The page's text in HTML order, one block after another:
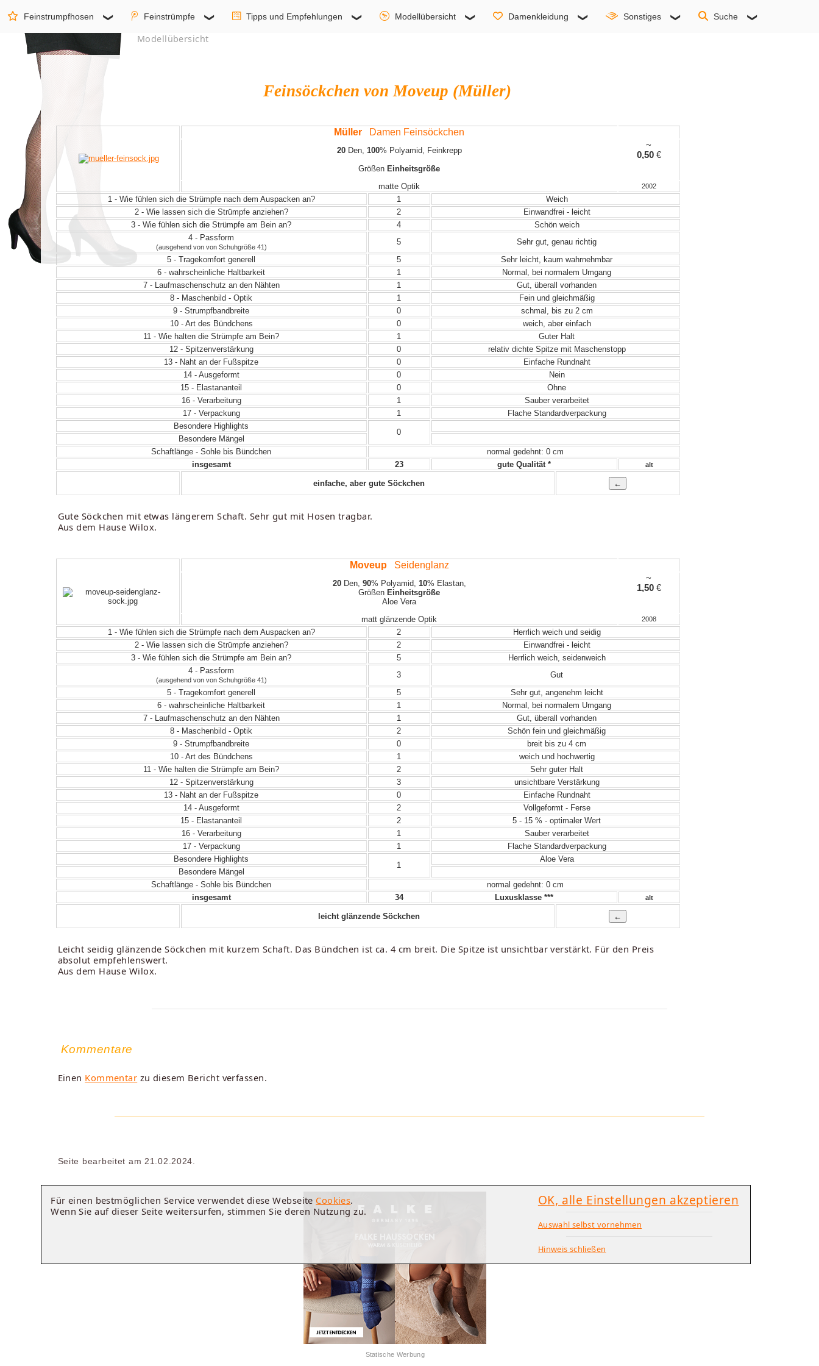
Feinstrumpfhosen Feinstrümpfe Tipps und Empfehlungen Modellübersicht Damenkleidung Sonstiges Suche
Modellübersicht
Feinsöckchen von Moveup (Müller)
Müller Damen Feinsöckchen
20Den, 100% Polyamid, Feinkrepp
Größen Einheitsgröße
~
0,50€
matte Optik 2002
1 - Wie fühlen sich die Strümpfe nach dem Auspacken an? 1
Weich
2 - Wie lassen sich die Strümpfe anziehen?
2
Einwandfrei - leicht
3 - Wie fühlen sich die Strümpfe am Bein an?
4
Schön weich
4 - Passform
(ausgehend von von Schuhgröße 41)
5
Sehr gut, genau richtig
5 - Tragekomfort generell
5
Sehr leicht, kaum wahrnehmbar
6 - wahrscheinliche Haltbarkeit
1
Normal, bei normalem Umgang
7 - Laufmaschenschutz an den Nähten
1
Gut, überall vorhanden
8 - Maschenbild - Optik
1
Fein und gleichmäßig
9 - Strumpfbandbreite
0
schmal, bis zu 2 cm
10 - Art des Bündchens
0
weich, aber einfach
11 - Wie halten die Strümpfe am Bein?
1
Guter Halt
12 - Spitzenverstärkung
0
relativ dichte Spitze mit Maschenstopp
13 - Naht an der Fußspitze
0
Einfache Rundnaht
14 - Ausgeformt
0
Nein
15 - Elastananteil
0
Ohne
16 - Verarbeitung
1
Sauber verarbeitet
17 - Verpackung
1
Flache Standardverpackung
Besondere Highlights
0
Besondere Mängel
Schaftlänge - Sohle bis Bündchen
normal gedehnt: 0 cm
insgesamt
23 gute Qualität * alt
einfache, aber gute Söckchen
Gute Söckchen mit etwas längerem Schaft. Sehr gut mit Hosen tragbar.
Aus dem Hause Wilox.
MoveupSeidenglanz
20Den, 90% Polyamid, 10% Elastan,
Größen Einheitsgröße
Aloe Vera
~
1,50€
matt glänzende Optik 2008
1 - Wie fühlen sich die Strümpfe nach dem Auspacken an? 2
Herrlich weich und seidig
2 - Wie lassen sich die Strümpfe anziehen?
2
Einwandfrei - leicht
3 - Wie fühlen sich die Strümpfe am Bein an?
5
Herrlich weich, seidenweich
4 - Passform
(ausgehend von von Schuhgröße 41)
3
Gut
5 - Tragekomfort generell
5
Sehr gut, angenehm leicht
6 - wahrscheinliche Haltbarkeit
1
Normal, bei normalem Umgang
7 - Laufmaschenschutz an den Nähten
1
Gut, überall vorhanden
8 - Maschenbild - Optik
2
Schön fein und gleichmäßig
9 - Strumpfbandbreite
0
breit bis zu 4 cm
10 - Art des Bündchens
1
weich und hochwertig
11 - Wie halten die Strümpfe am Bein?
2
Sehr guter Halt
12 - Spitzenverstärkung
3
unsichtbare Verstärkung
13 - Naht an der Fußspitze
0
Einfache Rundnaht
14 - Ausgeformt
2
Vollgeformt - Ferse
15 - Elastananteil
2
5 - 15 % - optimaler Wert
16 - Verarbeitung
1
Sauber verarbeitet
17 - Verpackung
1
Flache Standardverpackung
Besondere Highlights
1
Aloe Vera
Besondere Mängel
Schaftlänge - Sohle bis Bündchen
normal gedehnt: 0 cm
insgesamt
34 Luxusklasse *** alt
leicht glänzende Söckchen
Leicht seidig glänzende Söckchen mit kurzem Schaft. Das Bündchen ist ca. 4 cm breit. Die Spitze ist unsichtbar verstärkt. Für den Preis
absolut empfehlenswert.
Aus dem Hause Wilox.
Kommentare
Einen Kommentar zu diesem Bericht verfassen.
Seite bearbeitet am 21.02.2024.
Statische Werbung
Für einen bestmöglichen Service verwendet diese Webseite Cookies.
Wenn Sie auf dieser Seite weitersurfen, stimmen Sie deren Nutzung zu.
OK, alle Einstellungen akzeptieren
Auswahl selbst vornehmen
Hinweis schließen